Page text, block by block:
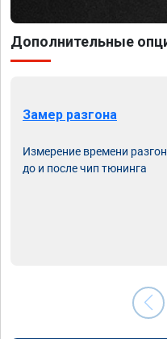
Дополнительные
Замер разгона
Измерение времени
до и после чип тюнинга